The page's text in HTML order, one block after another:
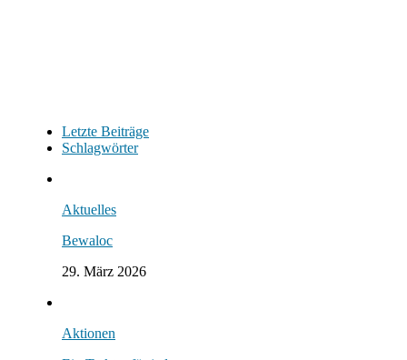
Letzte Beiträge
Schlagwörter
Aktuelles
Bewaloc
29. März 2026
Aktionen